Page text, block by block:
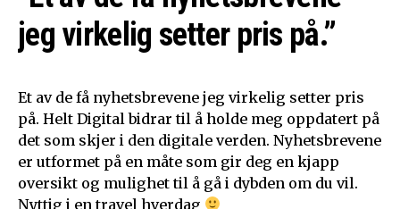
jeg virkelig setter pris på.”
Et av de få nyhetsbrevene jeg virkelig setter pris
på. Helt Digital bidrar til å holde meg oppdatert på
det som skjer i den digitale verden. Nyhetsbrevene
er utformet på en måte som gir deg en kjapp
oversikt og mulighet til å gå i dybden om du vil.
Nyttig i en travel hverdag